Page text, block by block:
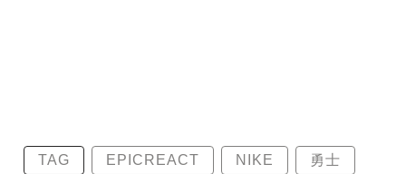
TAG EPICREACT NIKE 勇士